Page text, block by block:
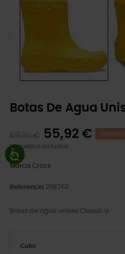
Botas De Agua
55,92 €
Impuestos incluidos
Marca Crocs
Referencia 208363
Botas de agua unisex Classic U
Color